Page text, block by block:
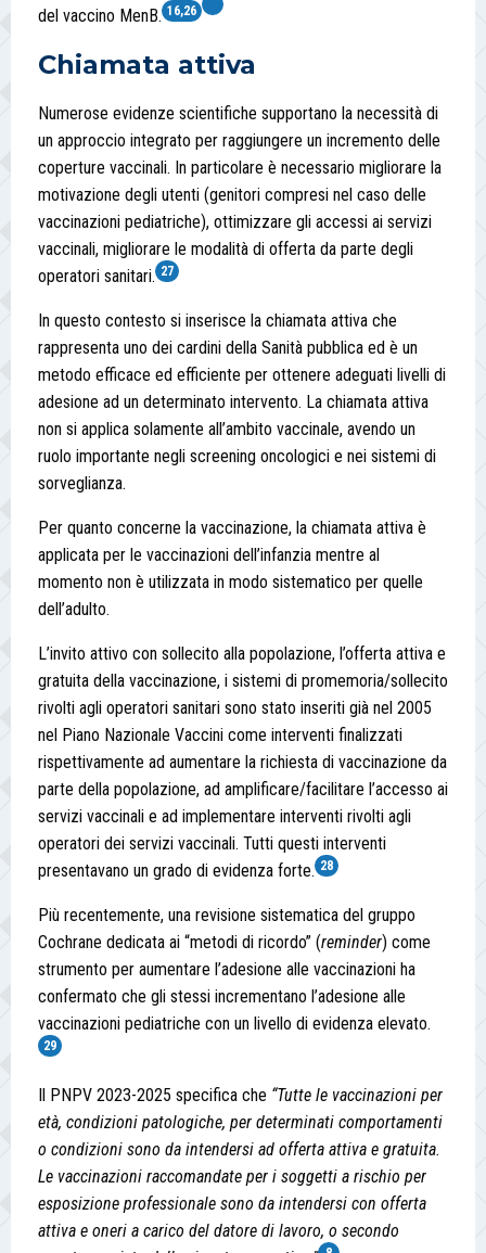
del vaccino MenB. 16,26
Chiamata attiva
Numerose evidenze scientifiche supportano la necessità di
un approccio integrato per raggiungere un incremento delle
coperture vaccinali. In particolare è necessario migliorare la
motivazione degli utenti (genitori compresi nel caso delle
vaccinazioni pediatriche), ottimizzare gli accessi ai servizi
vaccinali, migliorare le modalità di offerta da parte degli
operatori sanitari. 27
In questo contesto si inserisce la chiamata attiva che
rappresenta uno dei cardini della Sanità pubblica ed è un
metodo efficace ed efficiente per ottenere adeguati livelli di
adesione ad un determinato intervento. La chiamata attiva
non si applica solamente all’ambito vaccinale, avendo un
ruolo importante negli screening oncologici e nei sistemi di
sorveglianza.
Per quanto concerne la vaccinazione, la chiamata attiva è
applicata per le vaccinazioni dell’infanzia mentre al
momento non è utilizzata in modo sistematico per quelle
dell’adulto.
L’invito attivo con sollecito alla popolazione, l’offerta attiva e
gratuita della vaccinazione, i sistemi di promemoria/sollecito
rivolti agli operatori sanitari sono stato inseriti già nel 2005
nel Piano Nazionale Vaccini come interventi finalizzati
rispettivamente ad aumentare la richiesta di vaccinazione da
parte della popolazione, ad amplificare/facilitare l’accesso ai
servizi vaccinali e ad implementare interventi rivolti agli
operatori dei servizi vaccinali. Tutti questi interventi
presentavano un grado di evidenza forte. 28
Più recentemente, una revisione sistematica del gruppo
Cochrane dedicata ai “metodi di ricordo” (reminder) come
strumento per aumentare l’adesione alle vaccinazioni ha
confermato che gli stessi incrementano l’adesione alle
vaccinazioni pediatriche con un livello di evidenza elevato.
29
Il PNPV 2023-2025 specifica che “Tutte le vaccinazioni per
età, condizioni patologiche, per determinati comportamenti
o condizioni sono da intendersi ad offerta attiva e gratuita.
Le vaccinazioni raccomandate per i soggetti a rischio per
esposizione professionale sono da intendersi con offerta
attiva e oneri a carico del datore di lavoro, o secondo